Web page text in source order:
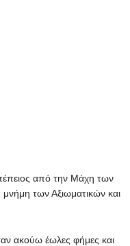
από την Μάχη των
των Αξιωματικών και
ακούω έωλες φήμες και